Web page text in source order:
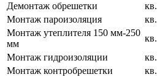
Демонтаж обрешетки
Монтаж пароизоляция
Монтаж утеплителя 150 мм-250
мм
Монтаж гидроизоляции
Монтаж контробрешетки